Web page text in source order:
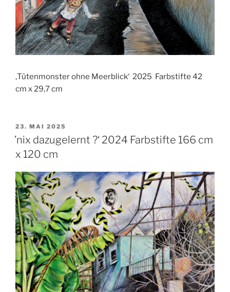
‚Tütenmonster ohne Meerblick‘ 2025 Farbstifte 42
cm x 29,7 cm
VERÖFFENTLICHT
AM
23. MAI 2025
’nix dazugelernt ?‘ 2024 Farbstifte 166 cm
x 120 cm